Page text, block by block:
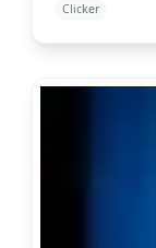
Clicker